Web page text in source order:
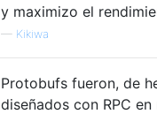
y maximizo el
— Kikiwa
Protobufs fueron, de
diseñados con RPC en